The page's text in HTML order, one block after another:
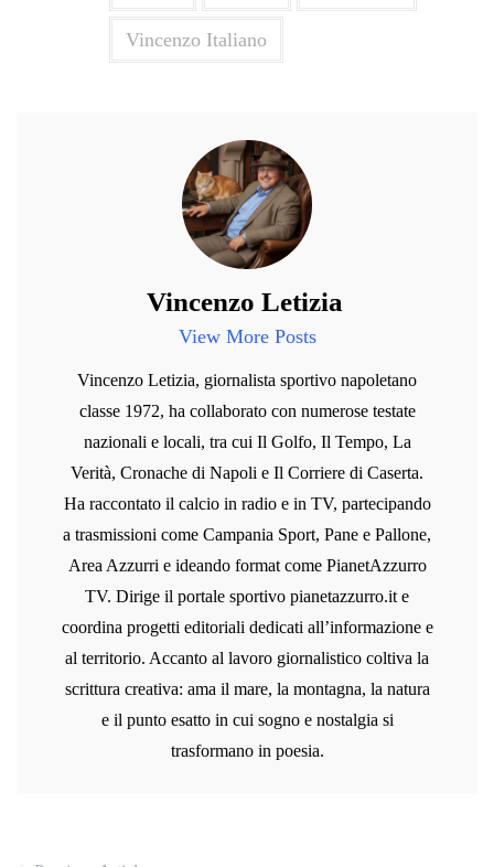
Vincenzo Italiano
Vincenzo Letizia
View More Posts
Vincenzo Letizia, giornalista sportivo napoletano
classe 1972, ha collaborato con numerose testate
nazionali e locali, tra cui Il Golfo, Il Tempo, La
Verità, Cronache di Napoli e Il Corriere di Caserta.
Ha raccontato il calcio in radio e in TV, partecipando
a trasmissioni come Campania Sport, Pane e Pallone,
Area Azzurri e ideando format come PianetAzzurro
TV. Dirige il portale sportivo pianetazzurro.it e
coordina progetti editoriali dedicati all’informazione e
al territorio. Accanto al lavoro giornalistico coltiva la
scrittura creativa: ama il mare, la montagna, la natura
e il punto esatto in cui sogno e nostalgia si
trasformano in poesia.